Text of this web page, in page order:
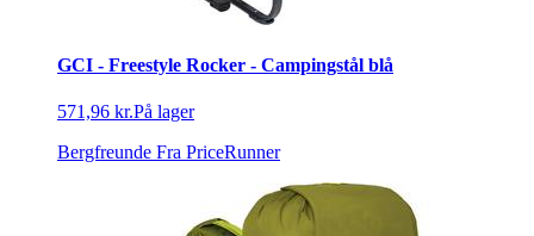
GCI - Freestyle Rocker - Campingstål blå
571,96 kr.På lager
Bergfreunde Fra PriceRunner